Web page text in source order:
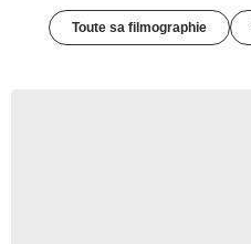
Toute sa filmographie